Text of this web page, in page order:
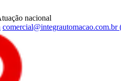
nacional
comercial@integrautomacao.com.br